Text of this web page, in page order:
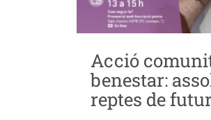
Acció
benestar:
reptes de